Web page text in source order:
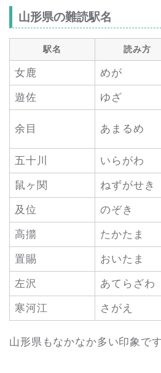
山形県の難読駅名
駅名 読み方
女鹿 めが
遊佐 ゆざ
余目 あまるめ
五十川 いらがわ
鼠ヶ関 ねずがせき
及位 のぞき
高擶 たかたま
置賜 おいたま
左沢 あてらざわ
寒河江 さがえ
山形県もなかなか多い印象です